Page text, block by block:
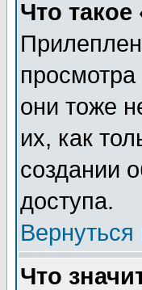
Что
они тоже
их, как
создании
доступа.
Вернуться
Что